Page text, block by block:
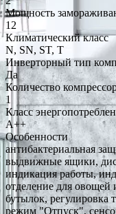
Мощность
12
Климатический класс
N, SN, ST, T
Инверторный тип
Да
Количество
1
Класс
A++
Особенности
антибактериальная
выдвижные ящики,
индикация работы,
отделение для овощей
бутылок, регулировка
режим "Отпуск",